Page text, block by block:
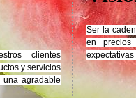
clientes
y servicios
agradable
Ser la
en